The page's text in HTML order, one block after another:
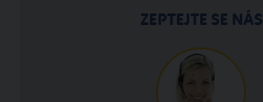
ZEPTEJTE SE NÁS